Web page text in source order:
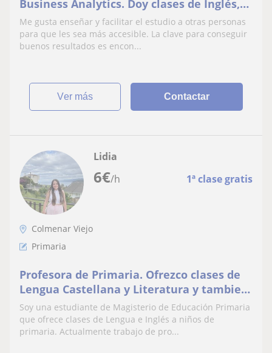
Business Analytics. Doy clases de Inglés,
matemáticas y lengua castellana y
literatura.
Me gusta enseñar y facilitar el estudio a otras personas
para que les sea más accesible. La clave para conseguir
buenos resultados es encon...
ver más Contactar
6€/h 1ª clase gratis
Lidia
Colmenar Viejo
Primaria
Profesora de Primaria. Ofrezco clases de
Lengua Castellana y Literatura y tambien
puedo dar clases de inglés para niños de
primaria
Soy una estudiante de Magisterio de Educación Primaria
que ofrece clases de Lengua e Inglés a niños de
primaria. Actualmente trabajo de pro...